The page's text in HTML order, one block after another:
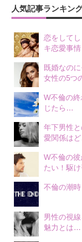
人気記事ランキン
恋をして
キ恋愛事情
既婚なの
女性の5つ
W不倫の
じたら…
年下男性
愛関係は
W不倫の
たい！駆
不倫の潮
男性の視
魅力とは…